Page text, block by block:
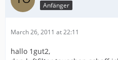
Anfänger
March 26, 2011 at 22:11
hallo 1gut2,